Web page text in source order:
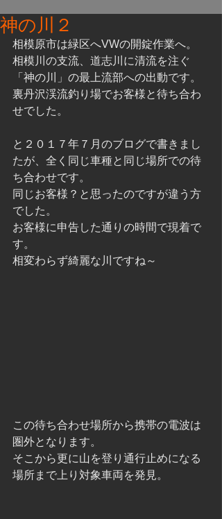
神の川２
相模原市は緑区へVWの開錠作業へ。
相模川の支流、道志川に清流を注ぐ
「神の川」の最上流部への出動です。
裏丹沢渓流釣り場でお客様と待ち合わ
せでした。
と２０１７年７月のブログで書きまし
たが、全く同じ車種と同じ場所での待
ち合わせです。
同じお客様？と思ったのですが違う方
でした。
お客様に申告した通りの時間で現着で
す。
相変わらず綺麗な川ですね～
この待ち合わせ場所から携帯の電波は
圏外となります。
そこから更に山を登り通行止めになる
場所まで上り対象車両を発見。